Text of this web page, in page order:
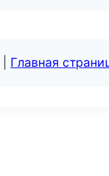
Главная